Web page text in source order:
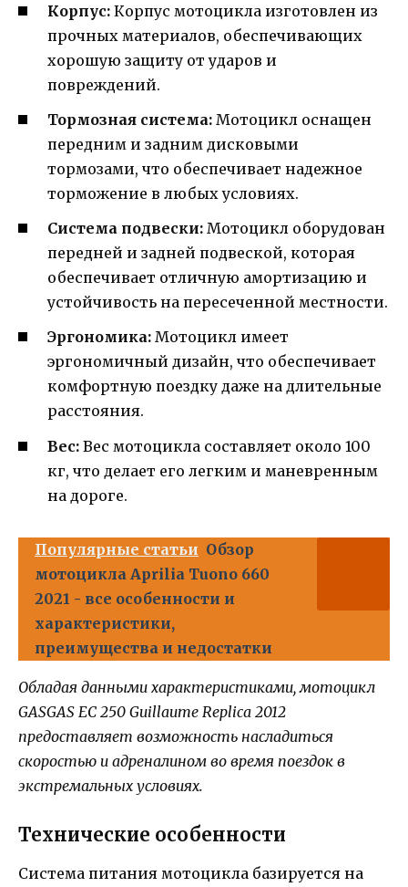
Корпус: Корпус мотоцикла изготовлен из
прочных материалов, обеспечивающих
хорошую защиту от ударов и
повреждений.
Тормозная система: Мотоцикл оснащен
передним и задним дисковыми
тормозами, что обеспечивает надежное
торможение в любых условиях.
Система подвески: Мотоцикл оборудован
передней и задней подвеской, которая
обеспечивает отличную амортизацию и
устойчивость на пересеченной местности.
Эргономика: Мотоцикл имеет
эргономичный дизайн, что обеспечивает
комфортную поездку даже на длительные
расстояния.
Вес: Вес мотоцикла составляет около 100
кг, что делает его легким и маневренным
на дороге.
Популярные статьи Обзор
мотоцикла Aprilia Tuono 660
2021 - все особенности и
характеристики,
преимущества и недостатки
Обладая данными характеристиками, мотоцикл
GASGAS EC 250 Guillaume Replica 2012
предоставляет возможность насладиться
скоростью и адреналином во время поездок в
экстремальных условиях.
Технические особенности
Система питания мотоцикла базируется на